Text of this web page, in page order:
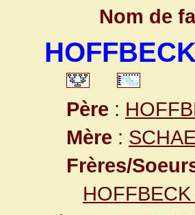
Nom de
Père :
Mère :
Frères/